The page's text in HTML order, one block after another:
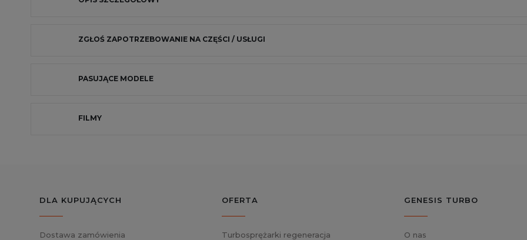
ZGŁOŚ ZAPOTRZEBOWANIE NA CZĘŚCI / USŁUGI
PASUJĄCE MODELE
FILMY
DLA KUPUJĄCYCH
Dostawa zamówienia
OFERTA
Turbosprężarki regeneracja
GENESIS TURBO
O nas